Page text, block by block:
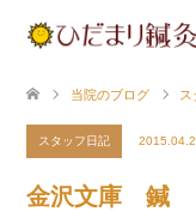
当院のブログ ス
スタッフ日記
金沢文庫 鍼